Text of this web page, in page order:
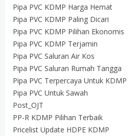
Pipa PVC KDMP Harga Hemat
Pipa PVC KDMP Paling Dicari
Pipa PVC KDMP Pilihan Ekonomis
Pipa PVC KDMP Terjamin
Pipa PVC Saluran Air Kos
Pipa PVC Saluran Rumah Tangga
Pipa PVC Terpercaya Untuk KDMP
Pipa PVC Untuk Sawah
Post_OJT
PP-R KDMP Pilihan Terbaik
Pricelist Update HDPE KDMP